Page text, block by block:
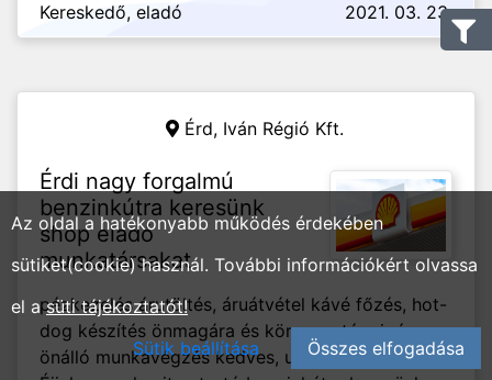
Kereskedő, eladó 2021. 03. 23.
Érd, Iván Régió Kft.
Érdi nagy forgalmú
benzinkútra keresünk
shop eladó
munkatársakat
pézkezelés árutöltés, áruátvétel kávé főzés, hot-
dog készítés önmagára és környezetére igényes
önálló munkavégzés kedves, udvarias kiszolgálás
Az oldal a hatékonyabb működés érdekében
sütiket(cookie) használ. További információkért olvassa
el asüti tájékoztatót!
Sütik beállítása
Összes elfogadása